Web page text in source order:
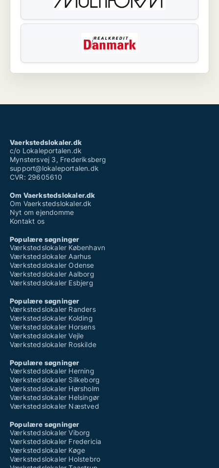
Vaerkstedslokaler.dk
c/o Lokaleportalen.dk
Mynstersvej 3, Frederiksberg
support@lokaleportalen.dk
CVR: 29605610
Om Vaerkstedslokaler.dk
Om Vaerkstedslokaler.dk
Nyt om ejendomme
Kontakt os
Populære søgninger
Værkstedslokaler København
Værkstedslokaler Aarhus
Værkstedslokaler Odense
Værkstedslokaler Aalborg
Værkstedslokaler Esbjerg
Populære søgninger
Værkstedslokaler Randers
Værkstedslokaler Kolding
Værkstedslokaler Horsens
Værkstedslokaler Vejle
Værkstedslokaler Roskilde
Populære søgninger
Værkstedslokaler Herning
Værkstedslokaler Silkeborg
Værkstedslokaler Hørsholm
Værkstedslokaler Helsingør
Værkstedslokaler Næstved
Populære søgninger
Værkstedslokaler Viborg
Værkstedslokaler Fredericia
Værkstedslokaler Køge
Værkstedslokaler Holstebro